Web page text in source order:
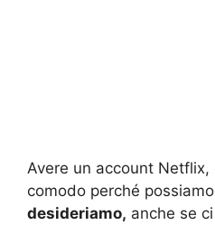
Avere un account
comodo perché
desideriamo, anche se